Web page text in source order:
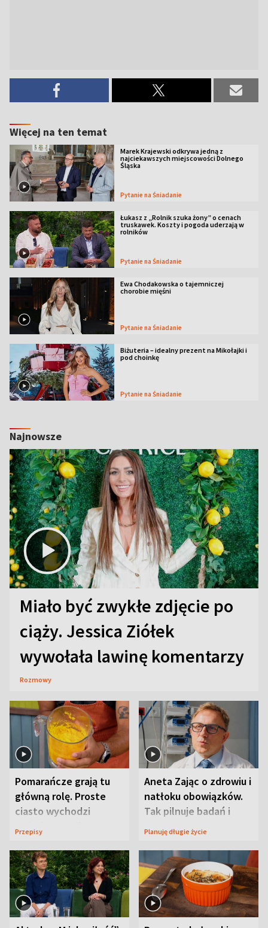
Więcej na ten temat
Marek Krajewski odkrywa jedną z
najciekawszych miejscowości Dolnego
Śląska
Pytanie na Śniadanie
Łukasz z „Rolnik szuka żony” o cenach
truskawek. Koszty i pogoda uderzają w
rolników
Pytanie na Śniadanie
Ewa Chodakowska o tajemniczej
chorobie mięśni
Pytanie na Śniadanie
Biżuteria – idealny prezent na Mikołajki i
pod choinkę
Pytanie na Śniadanie
Najnowsze
Miało być zwykłe zdjęcie po
ciąży. Jessica Ziółek
wywołała lawinę komentarzy
Rozmowy
Pomarańcze grają tu
główną rolę. Proste
ciasto wychodzi
wyjątkowo wilgotne
Przepisy
Aneta Zając o zdrowiu i
natłoku obowiązków.
Tak pilnuje badań i
wizyt
Planuję długie życie